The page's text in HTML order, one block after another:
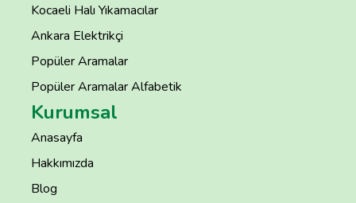
Kocaeli Halı Yıkamacılar
Ankara Elektrikçi
Popüler Aramalar
Popüler Aramalar Alfabetik
Kurumsal
Anasayfa
Hakkımızda
Blog